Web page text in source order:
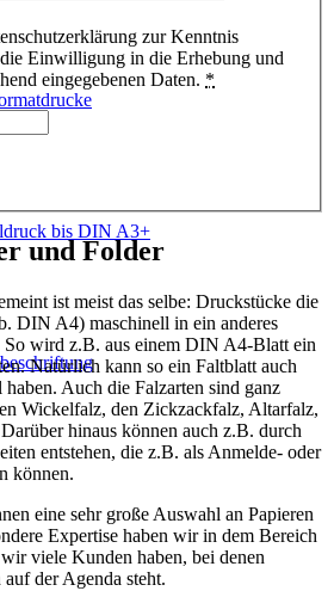
bis DIN A3+
zur Kenntnis
Einwilligung in die Erhebung und
eingegebenen Daten. *
und Folder
ist meist das selbe: Druckstücke die
DIN A4) maschinell in ein anderes
So wird z.B. aus einem DIN A4-Blatt ein
Natürlich kann so ein Faltblatt auch
haben. Auch die Falzarten sind ganz
Wickelfalz, den Zickzackfalz, Altarfalz,
hinaus können auch z.B. durch
entstehen, die z.B. als Anmelde- oder
können.
eine sehr große Auswahl an Papieren
Expertise haben wir in dem Bereich
viele Kunden haben, bei denen
der Agenda steht.